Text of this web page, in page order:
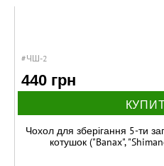
#ЧШ-2
440 грн
Чохол для зберігання 5-ти
котушок ("Banax",